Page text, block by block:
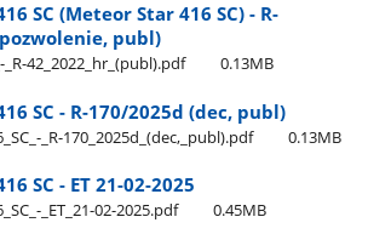
SC (Meteor Star 416 SC) - R-
publ)
42​_2022​_hr​_(publ).pdf 0.13MB
SC - R-170/2025d (dec, publ)
​_R-170​_2025d​_(dec,​_publ).pdf 0.13MB
SC - ET 21-02-2025
​_ET​_21-02-2025.pdf 0.45MB